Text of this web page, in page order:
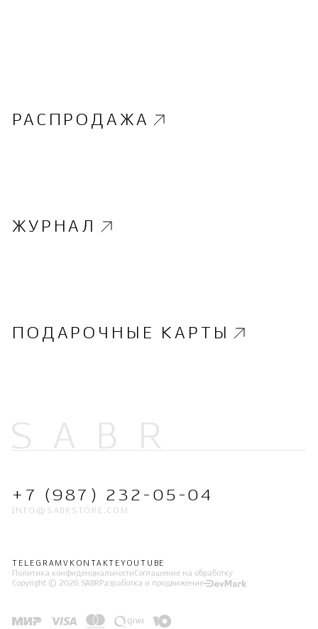
РАСПРОДАЖА
ЖУРНАЛ
ПОДАРОЧНЫЕ КАРТЫ
+7 (987) 232-05-04
INFO@SABRSTORE.COM
TELEGRAMVKONTAKTE YOUTUBE
Политика конфиденциальности Соглашение на обработку
Copyright © 2026 SABR Разработка и продвижение